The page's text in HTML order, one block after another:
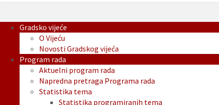
Gradsko vijeće
O Vijeću
Novosti Gradskog vijeća
Program rada
Aktuelni program rada
Napredna pretraga Programa rada
Statistika tema
Statistika programiranih tema